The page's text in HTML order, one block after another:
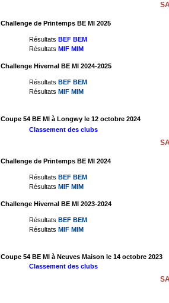
Challenge de Printemps BE MI 2025
Résultats BEF BEM
Résultats MIF MIM
Challenge Hivernal BE MI 2024-2025
Résultats BEF BEM
Résultats MIF MIM
Coupe 54 BE MI à Longwy le 12 octobre 2024
Classement des clubs
Challenge de Printemps BE MI 2024
Résultats BEF BEM
Résultats MIF MIM
Challenge Hivernal BE MI 2023-2024
Résultats BEF BEM
Résultats MIF MIM
Coupe 54 BE MI à Neuves Maison le 14 octobre 2023
Classement des clubs